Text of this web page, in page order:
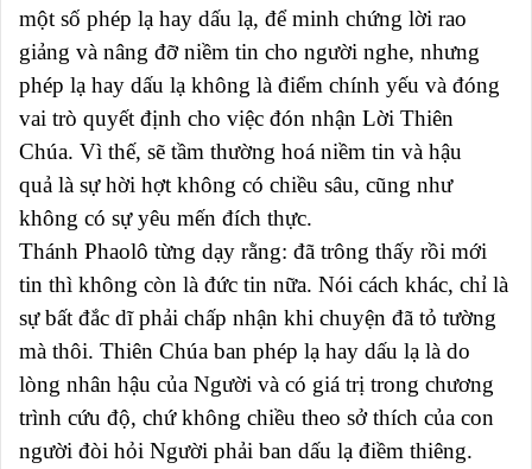
một số phép lạ hay dấu lạ, để minh chứng lời rao
giảng và nâng đỡ niềm tin cho người nghe, nhưng
phép lạ hay dấu lạ không là điểm chính yếu và đóng
vai trò quyết định cho việc đón nhận Lời Thiên
Chúa. Vì thế, sẽ tầm thường hoá niềm tin và hậu
quả là sự hời hợt không có chiều sâu, cũng như
không có sự yêu mến đích thực.
Thánh Phaolô từng dạy rằng: đã trông thấy rồi mới
tin thì không còn là đức tin nữa. Nói cách khác, chỉ là
sự bất đắc dĩ phải chấp nhận khi chuyện đã tỏ tường
mà thôi. Thiên Chúa ban phép lạ hay dấu lạ là do
lòng nhân hậu của Người và có giá trị trong chương
trình cứu độ, chứ không chiều theo sở thích của con
người đòi hỏi Người phải ban dấu lạ điềm thiêng.